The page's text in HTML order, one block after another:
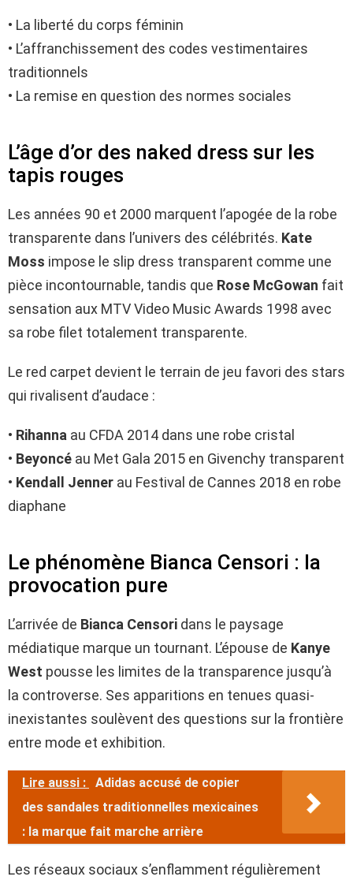
• La liberté du corps féminin
• L’affranchissement des codes vestimentaires
traditionnels
• La remise en question des normes sociales
L’âge d’or des naked dress sur les
tapis rouges
Les années 90 et 2000 marquent l’apogée de la robe
transparente dans l’univers des célébrités. Kate
Moss impose le slip dress transparent comme une
pièce incontournable, tandis que Rose McGowan fait
sensation aux MTV Video Music Awards 1998 avec
sa robe filet totalement transparente.
Le red carpet devient le terrain de jeu favori des stars
qui rivalisent d’audace :
• Rihanna au CFDA 2014 dans une robe cristal
• Beyoncé au Met Gala 2015 en Givenchy transparent
• Kendall Jenner au Festival de Cannes 2018 en robe
diaphane
Le phénomène Bianca Censori : la
provocation pure
L’arrivée de Bianca Censori dans le paysage
médiatique marque un tournant. L’épouse de Kanye
West pousse les limites de la transparence jusqu’à
la controverse. Ses apparitions en tenues quasi-
inexistantes soulèvent des questions sur la frontière
entre mode et exhibition.
Lire aussi :
Adidas accusé de copier
des sandales traditionnelles mexicaines
: la marque fait marche arrière
Les réseaux sociaux s’enflamment régulièrement